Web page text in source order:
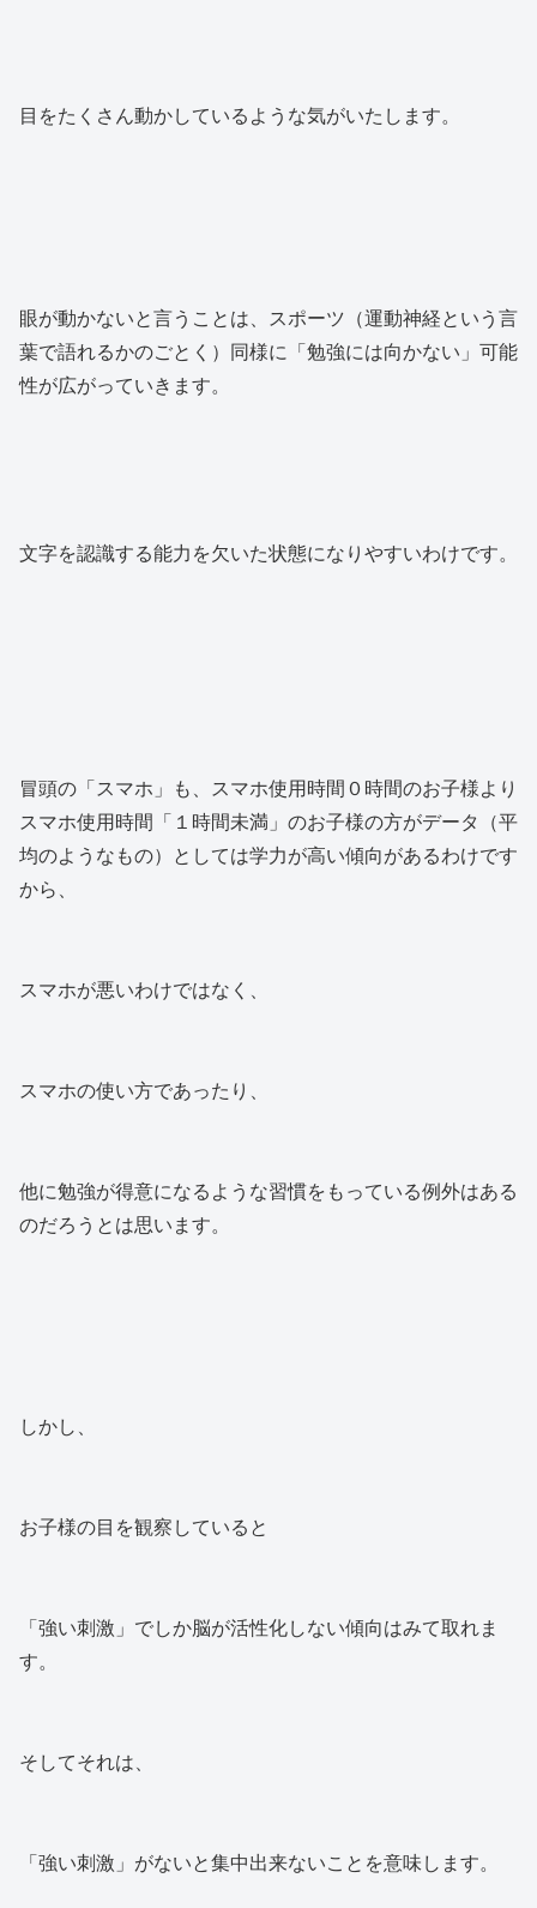
目をたくさん動かしているような気がいたします。
眼が動かないと言うことは、スポーツ（運動神経という言
葉で語れるかのごとく）同様に「勉強には向かない」可能
性が広がっていきます。
文字を認識する能力を欠いた状態になりやすいわけです。
冒頭の「スマホ」も、スマホ使用時間０時間のお子様より
スマホ使用時間「１時間未満」のお子様の方がデータ（平
均のようなもの）としては学力が高い傾向があるわけです
から、
スマホが悪いわけではなく、
スマホの使い方であったり、
他に勉強が得意になるような習慣をもっている例外はある
のだろうとは思います。
しかし、
お子様の目を観察していると
「強い刺激」でしか脳が活性化しない傾向はみて取れま
す。
そしてそれは、
「強い刺激」がないと集中出来ないことを意味します。